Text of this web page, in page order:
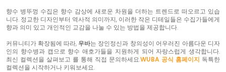
향수 병뚜껑 수집은 향수 감상에 새로운 차원을 더하는 트렌드로 떠오르고 있습
니다. 정교한 디자인부터 역사적 의미까지, 이러한 작은 디테일들은 수집가들에게
향과 의미 있고 개인적인 교감을 나눌 수 있는 방법을 제공합니다.
커뮤니티가 확장됨에 따라, 우바는 장인정신과 창의성이 어우러진 아름다운 디자
인의 향수병과 캡으로 향수 애호가들을 지원하게 되어 자랑스럽게 생각합니다.
최신 컬렉션을 살펴보고 를 통해 직접 문의하세요.WUBA 공식 홈페이지 독특한
컬렉션을 시작하거나 키워보세요.